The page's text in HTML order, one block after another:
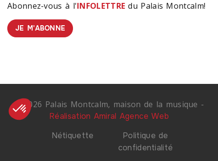
Abonnez-vous à l'INFOLETTRE du Palais Montcalm!
JE M'ABONNE
© 2026 Palais Montcalm, maison de la musique -
Réalisation Amiral Agence Web
Nétiquette
Politique de
confidentialité